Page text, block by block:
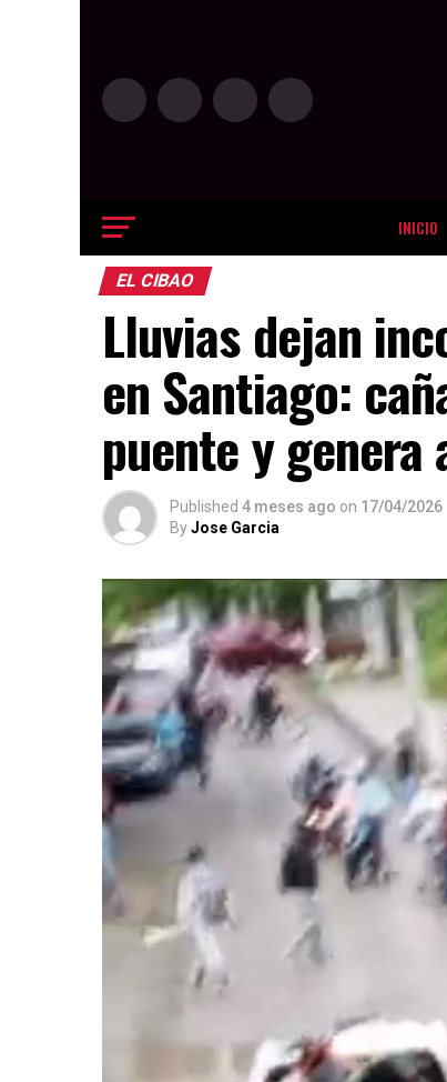
INICIO
EL CIBAO
Lluvias dejan
en Santiago:
puente y genera
Published 4 meses ago on 17/04/2026
ByJose Garcia